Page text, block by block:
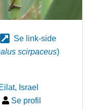
Se link-side
scirpaceus)
, Israel
Se profil